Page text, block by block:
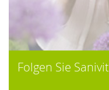
Folgen Sie